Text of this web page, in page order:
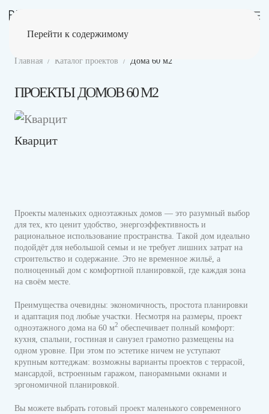
Перейти к содержимому
Главная Каталог проектов Дома 60 м2
ПРОЕКТЫ ДОМОВ 60 М2
Кварцит
Проекты маленьких одноэтажных домов — это разумный выбор
для тех, кто ценит удобство, энергоэффективность и
рациональное использование пространства. Такой дом идеально
подойдёт для небольшой семьи и не требует лишних затрат на
строительство и содержание. Это не временное жильё, а
полноценный дом с комфортной планировкой, где каждая зона
на своём месте.
Преимущества очевидны: экономичность, простота планировки
и адаптация под любые участки. Несмотря на размеры, проект
одноэтажного дома на 60 м2 обеспечивает полный комфорт:
кухня, спальни, гостиная и санузел грамотно размещены на
одном уровне. При этом по эстетике ничем не уступают
крупным коттеджам: возможны варианты проектов с террасой,
мансардой, встроенным гаражом, панорамными окнами и
эргономичной планировкой.
Вы можете выбрать готовый проект маленького современного